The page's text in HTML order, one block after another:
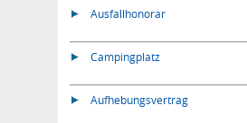
Ausfallhonorar
Campingplatz
Aufhebungsvertrag